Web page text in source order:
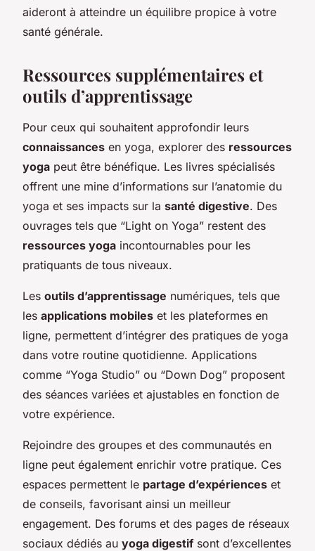
aideront à atteindre un équilibre propice à votre
santé générale.
Ressources supplémentaires et
outils d’apprentissage
Pour ceux qui souhaitent approfondir leurs
connaissances en yoga, explorer des ressources
yoga peut être bénéfique. Les livres spécialisés
offrent une mine d’informations sur l’anatomie du
yoga et ses impacts sur la santé digestive. Des
ouvrages tels que “Light on Yoga” restent des
ressources yoga incontournables pour les
pratiquants de tous niveaux.
Les outils d’apprentissage numériques, tels que
les applications mobiles et les plateformes en
ligne, permettent d’intégrer des pratiques de yoga
dans votre routine quotidienne. Applications
comme “Yoga Studio” ou “Down Dog” proposent
des séances variées et ajustables en fonction de
votre expérience.
Rejoindre des groupes et des communautés en
ligne peut également enrichir votre pratique. Ces
espaces permettent le partage d’expériences et
de conseils, favorisant ainsi un meilleur
engagement. Des forums et des pages de réseaux
sociaux dédiés au yoga digestif sont d’excellentes